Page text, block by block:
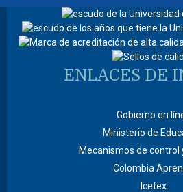
ENLACES DE
Gobierno en
Ministerio de
Mecanismos de control
Colombia
Icetex